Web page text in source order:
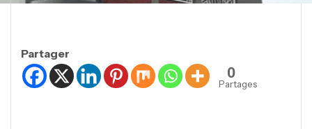
Partager
0
Partages